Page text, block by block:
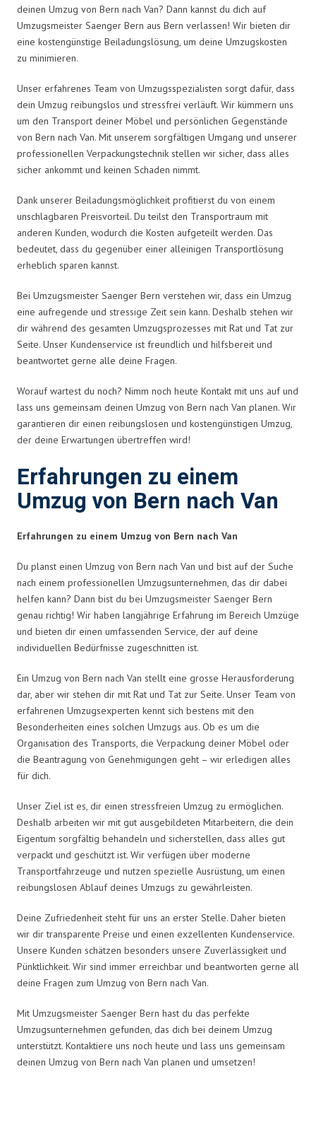
deinen Umzug von Bern nach Van? Dann kannst du dich auf
Umzugsmeister Saenger Bern aus Bern verlassen! Wir bieten dir
eine kostengünstige Beiladungslösung, um deine Umzugskosten
zu minimieren.
Unser erfahrenes Team von Umzugsspezialisten sorgt dafür, dass
dein Umzug reibungslos und stressfrei verläuft. Wir kümmern uns
um den Transport deiner Möbel und persönlichen Gegenstände
von Bern nach Van. Mit unserem sorgfältigen Umgang und unserer
professionellen Verpackungstechnik stellen wir sicher, dass alles
sicher ankommt und keinen Schaden nimmt.
Dank unserer Beiladungsmöglichkeit profitierst du von einem
unschlagbaren Preisvorteil. Du teilst den Transportraum mit
anderen Kunden, wodurch die Kosten aufgeteilt werden. Das
bedeutet, dass du gegenüber einer alleinigen Transportlösung
erheblich sparen kannst.
Bei Umzugsmeister Saenger Bern verstehen wir, dass ein Umzug
eine aufregende und stressige Zeit sein kann. Deshalb stehen wir
dir während des gesamten Umzugsprozesses mit Rat und Tat zur
Seite. Unser Kundenservice ist freundlich und hilfsbereit und
beantwortet gerne alle deine Fragen.
Worauf wartest du noch? Nimm noch heute Kontakt mit uns auf und
lass uns gemeinsam deinen Umzug von Bern nach Van planen. Wir
garantieren dir einen reibungslosen und kostengünstigen Umzug,
der deine Erwartungen übertreffen wird!
Erfahrungen zu einem
Umzug von Bern nach Van
Erfahrungen zu einem Umzug von Bern nach Van
Du planst einen Umzug von Bern nach Van und bist auf der Suche
nach einem professionellen Umzugsunternehmen, das dir dabei
helfen kann? Dann bist du bei Umzugsmeister Saenger Bern
genau richtig! Wir haben langjährige Erfahrung im Bereich Umzüge
und bieten dir einen umfassenden Service, der auf deine
individuellen Bedürfnisse zugeschnitten ist.
Ein Umzug von Bern nach Van stellt eine grosse Herausforderung
dar, aber wir stehen dir mit Rat und Tat zur Seite. Unser Team von
erfahrenen Umzugsexperten kennt sich bestens mit den
Besonderheiten eines solchen Umzugs aus. Ob es um die
Organisation des Transports, die Verpackung deiner Möbel oder
die Beantragung von Genehmigungen geht – wir erledigen alles
für dich.
Unser Ziel ist es, dir einen stressfreien Umzug zu ermöglichen.
Deshalb arbeiten wir mit gut ausgebildeten Mitarbeitern, die dein
Eigentum sorgfältig behandeln und sicherstellen, dass alles gut
verpackt und geschützt ist. Wir verfügen über moderne
Transportfahrzeuge und nutzen spezielle Ausrüstung, um einen
reibungslosen Ablauf deines Umzugs zu gewährleisten.
Deine Zufriedenheit steht für uns an erster Stelle. Daher bieten
wir dir transparente Preise und einen exzellenten Kundenservice.
Unsere Kunden schätzen besonders unsere Zuverlässigkeit und
Pünktlichkeit. Wir sind immer erreichbar und beantworten gerne all
deine Fragen zum Umzug von Bern nach Van.
Mit Umzugsmeister Saenger Bern hast du das perfekte
Umzugsunternehmen gefunden, das dich bei deinem Umzug
unterstützt. Kontaktiere uns noch heute und lass uns gemeinsam
deinen Umzug von Bern nach Van planen und umsetzen!